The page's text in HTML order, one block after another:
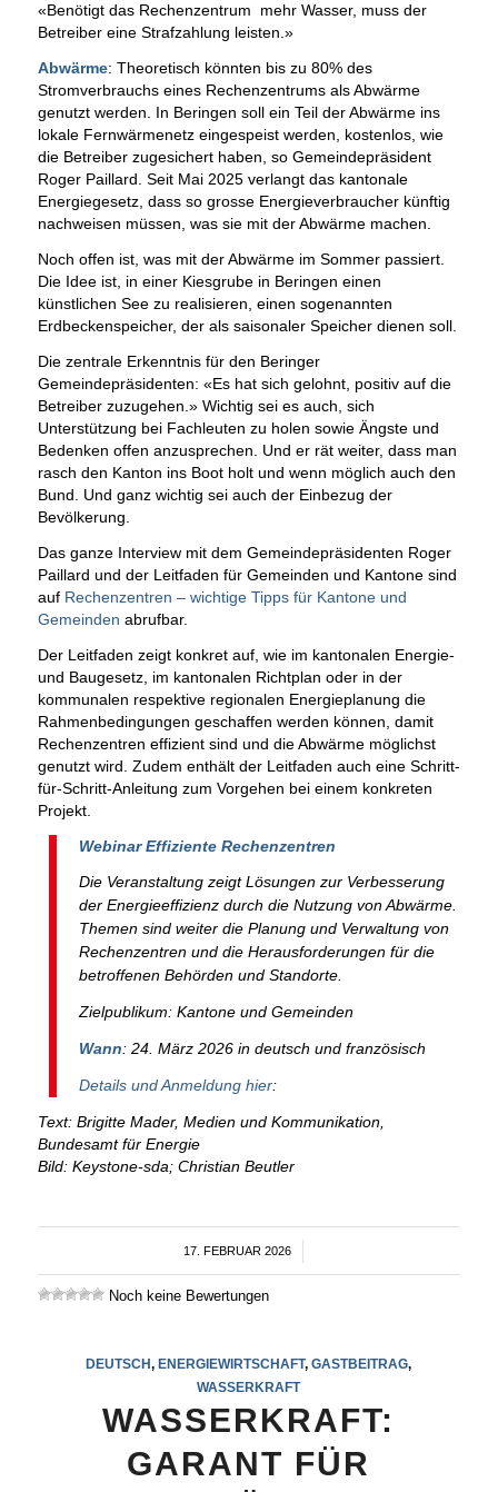
«Benötigt das Rechenzentrum mehr Wasser, muss der
Betreiber eine Strafzahlung leisten.»
Abwärme: Theoretisch könnten bis zu 80% des
Stromverbrauchs eines Rechenzentrums als Abwärme
genutzt werden. In Beringen soll ein Teil der Abwärme ins
lokale Fernwärmenetz eingespeist werden, kostenlos, wie
die Betreiber zugesichert haben, so Gemeindepräsident
Roger Paillard. Seit Mai 2025 verlangt das kantonale
Energiegesetz, dass so grosse Energieverbraucher künftig
nachweisen müssen, was sie mit der Abwärme machen.
Noch offen ist, was mit der Abwärme im Sommer passiert.
Die Idee ist, in einer Kiesgrube in Beringen einen
künstlichen See zu realisieren, einen sogenannten
Erdbeckenspeicher, der als saisonaler Speicher dienen soll.
Die zentrale Erkenntnis für den Beringer
Gemeindepräsidenten: «Es hat sich gelohnt, positiv auf die
Betreiber zuzugehen.» Wichtig sei es auch, sich
Unterstützung bei Fachleuten zu holen sowie Ängste und
Bedenken offen anzusprechen. Und er rät weiter, dass man
rasch den Kanton ins Boot holt und wenn möglich auch den
Bund. Und ganz wichtig sei auch der Einbezug der
Bevölkerung.
Das ganze Interview mit dem Gemeindepräsidenten Roger
Paillard und der Leitfaden für Gemeinden und Kantone sind
auf Rechenzentren – wichtige Tipps für Kantone und
Gemeinden abrufbar.
Der Leitfaden zeigt konkret auf, wie im kantonalen Energie-
und Baugesetz, im kantonalen Richtplan oder in der
kommunalen respektive regionalen Energieplanung die
Rahmenbedingungen geschaffen werden können, damit
Rechenzentren effizient sind und die Abwärme möglichst
genutzt wird. Zudem enthält der Leitfaden auch eine Schritt-
für-Schritt-Anleitung zum Vorgehen bei einem konkreten
Projekt.
Webinar Effiziente Rechenzentren
Die Veranstaltung zeigt Lösungen zur Verbesserung
der Energieeffizienz durch die Nutzung von Abwärme.
Themen sind weiter die Planung und Verwaltung von
Rechenzentren und die Herausforderungen für die
betroffenen Behörden und Standorte.
Zielpublikum: Kantone und Gemeinden
Wann: 24. März 2026 in deutsch und französisch
Details und Anmeldung hier:
Text: Brigitte Mader, Medien und Kommunikation,
Bundesamt für Energie
Bild: Keystone-sda; Christian Beutler
17. FEBRUAR 2026
/
Noch keine Bewertungen
DEUTSCH,ENERGIEWIRTSCHAFT,GASTBEITRAG,
WASSERKRAFT
WASSERKRAFT:
GARANT FÜR